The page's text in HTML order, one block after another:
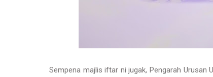
Sempena majlis iftar ni jugak, Pengarah Urusan